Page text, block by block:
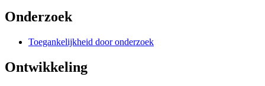
Onderzoek
Toegankelijkheid door onderzoek
Ontwikkeling